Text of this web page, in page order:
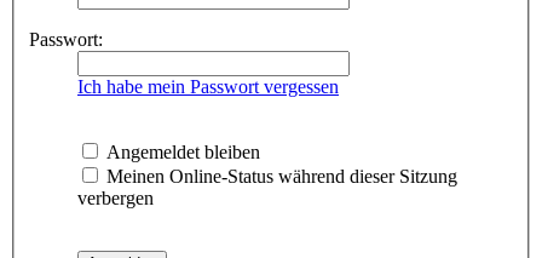
Passwort:
Ich habe mein Passwort vergessen
Angemeldet bleiben
Meinen Online-Status während dieser Sitzung
verbergen